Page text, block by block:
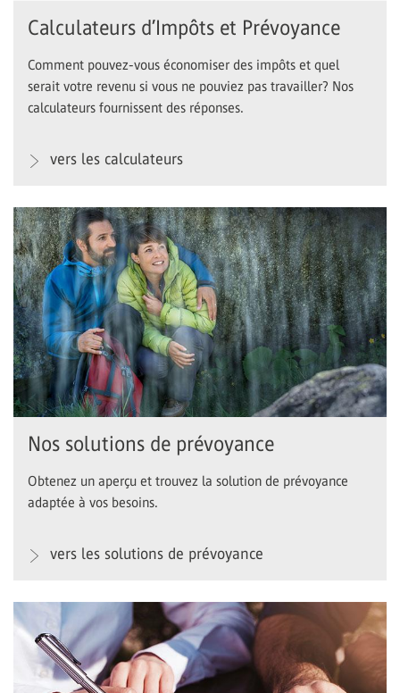
Calculateurs d’Impôts et Prévoyance
Comment pouvez-vous économiser des impôts et quel
serait votre revenu si vous ne pouviez pas travailler? Nos
calculateurs fournissent des réponses.
vers les calculateurs
Nos solutions de prévoyance
Obtenez un aperçu et trouvez la solution de prévoyance
adaptée à vos besoins.
vers les solutions de prévoyance